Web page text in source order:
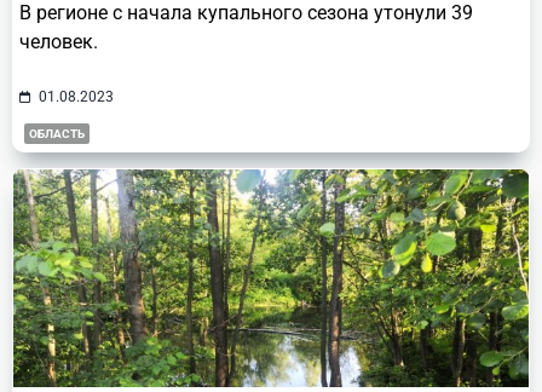
В регионе с начала купального сезона утонули 39
человек.
01.08.2023
ОБЛАСТЬ